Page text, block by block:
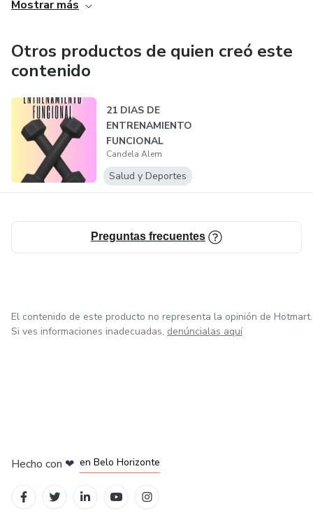
Con la pasión y el compromiso de Candela, su producto
padres y educadores. Su biografía es un testimonio de su
dedicación a brindar a los niños una experiencia educativa y
entretenida a través del arte y la creatividad.
Mostrar más
Otros productos de quien creó este
contenido
21 DIAS DE
ENTRENAMIENTO
FUNCIONAL
Candela Alem
Salud y Deportes
Preguntas frecuentes
El contenido de este producto no representa la opinión de Hotmart.
Si ves informaciones inadecuadas, denúncialas aquí
Hecho con ❤ en Belo Horizonte